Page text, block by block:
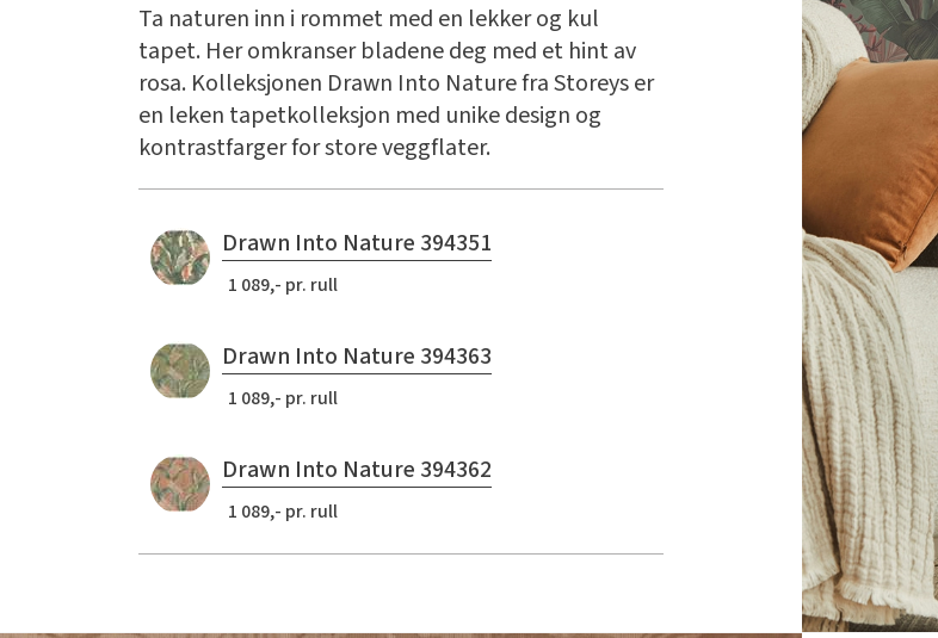
Ta naturen inn i rommet med en lekker og kul
tapet. Her omkranser bladene deg med et hint av
rosa. Kolleksjonen Drawn Into Nature fra Storeys er
en leken tapetkolleksjon med unike design og
kontrastfarger for store veggflater.
Drawn Into Nature 394351
1 089,- pr. rull
Drawn Into Nature 394363
1 089,- pr. rull
Drawn Into Nature 394362
1 089,- pr. rull